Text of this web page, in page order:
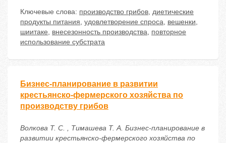
Ключевые слова: производство грибов, диетические
продукты питания, удовлетворение спроса, вешенки,
шиитаке, внесезонность производства, повторное
использование субстрата
Бизнес-планирование в развитии
крестьянско-фермерского хозяйства по
производству грибов
Волкова Т. С. , Тимашева Т. А. Бизнес-планирование в
развитии крестьянско-фермерского хозяйства по